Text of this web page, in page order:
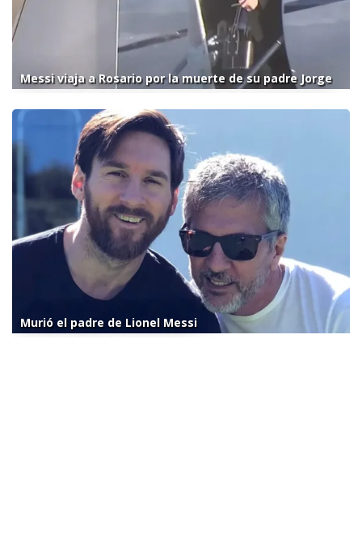
Messi viaja a Rosario por la muerte de su padre Jorge
Murió el padre de Lionel Messi